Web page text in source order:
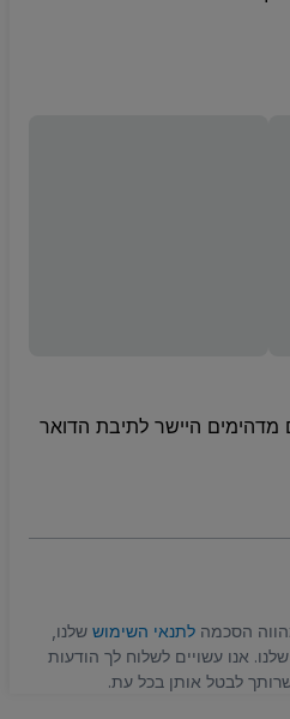
מדהימים היישר לתיבת הדואר
הסכמה לתנאי השימוש שלנו,
שלנו. אנו עשויים לשלוח לך הודעות